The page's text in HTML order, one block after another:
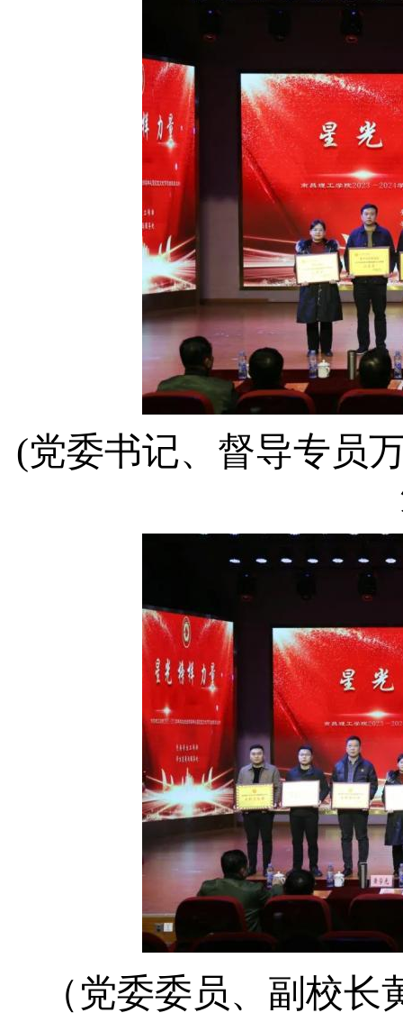
(党委书记、督导专员
（党委委员、副校